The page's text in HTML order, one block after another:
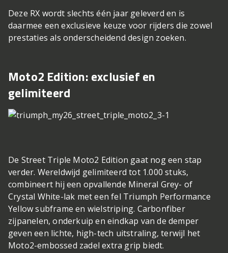
Deze RX wordt slechts één jaar geleverd en is
daarmee een exclusieve keuze voor rijders die zowel
prestaties als onderscheidend design zoeken.
Moto2 Edition: exclusief en
gelimiteerd
De Street Triple Moto2 Edition gaat nog een stap
verder. Wereldwijd gelimiteerd tot 1.000 stuks,
combineert hij een opvallende Mineral Grey- of
Crystal White-lak met een fel Triumph Performance
Yellow subframe en wielstriping. Carbonfiber
zijpanelen, onderkuip en eindkap van de demper
geven een lichte, high-tech uitstraling, terwijl het
Moto2-embossed zadel extra grip biedt.